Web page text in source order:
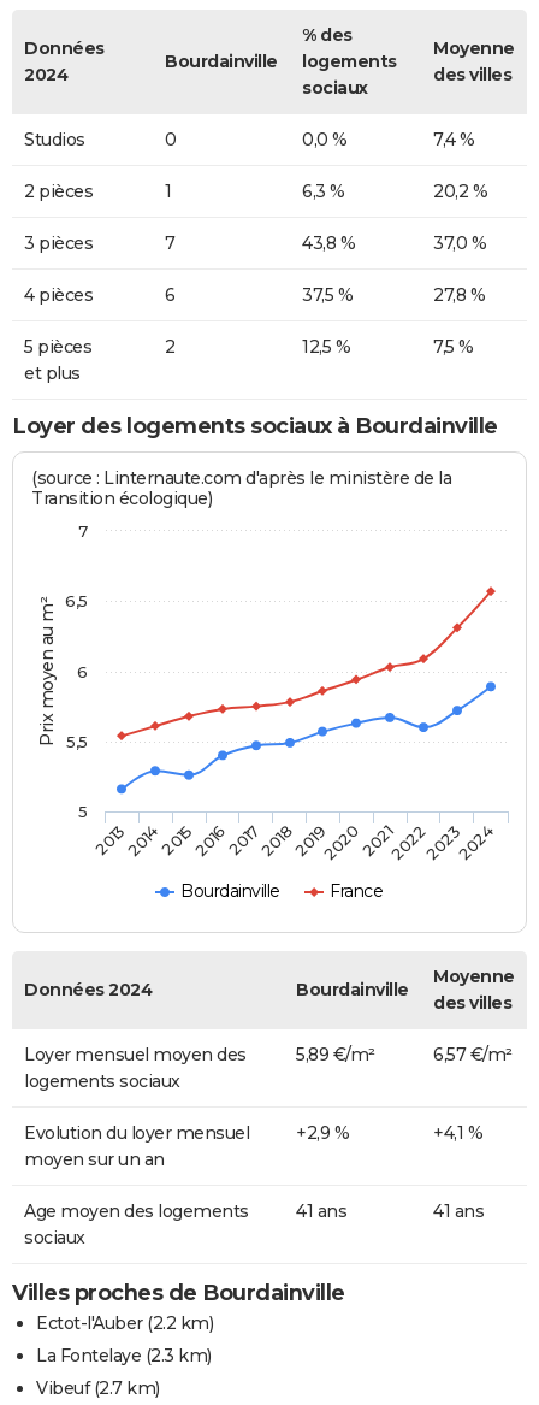
Données
2024
Bourdainville
% des
logements
sociaux
Moyenne
des villes
Studios 0 0,0 % 7,4 %
2 pièces 1 6,3 % 20,2 %
3 pièces 7 43,8 % 37,0 %
4 pièces 6 37,5 % 27,8 %
5 pièces
et plus
2 12,5 % 7,5 %
Loyer des logements sociaux à Bourdainville
Prix moyen au m²
(source : Linternaute.com d'après le ministère de la
Transition écologique)
Bourdainville France
201320142015201620172018201920202021202220232024
5
5,5
6
6,5
7
Données 2024 Bourdainville
Moyenne
des villes
Loyer mensuel moyen des
logements sociaux
5,89 €/m² 6,57 €/m²
Evolution du loyer mensuel
moyen sur un an
+2,9 % +4,1 %
Age moyen des logements
sociaux
41 ans 41 ans
Villes proches de Bourdainville
Ectot-l'Auber(2.2 km)
La Fontelaye (2.3 km)
Vibeuf(2.7 km)